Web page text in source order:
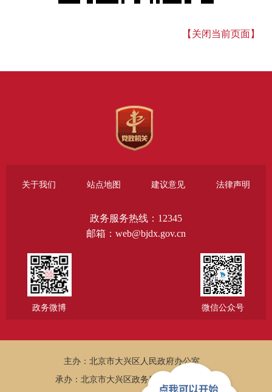
【关闭当前页面】
关于我们 站点地图 建议意见 法律声明
政务服务热线：12345
邮箱：web@bjdx.gov.cn
政务微博 微信公众号
主办：北京市大兴区人民政府办公室
承办：北京市大兴区政务服务和数据管理局